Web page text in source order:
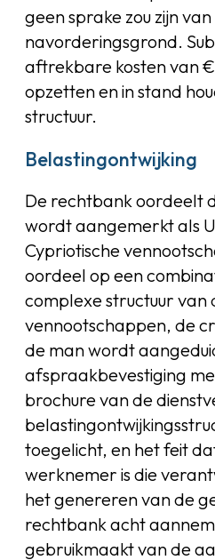
geen sprake zou zijn
navorderingsgrond.
aftrekbare kosten van
opzetten en in stand
structuur.
Belastingontwijking
De rechtbank oordeelt
wordt aangemerkt als
Cypriotische
oordeel op een
complexe structuur van
vennootschappen, de
de man wordt
afspraakbevestiging
brochure van de
toegelicht, en het feit
werknemer is die
het genereren van de
rechtbank acht
gebruikmaakt van de